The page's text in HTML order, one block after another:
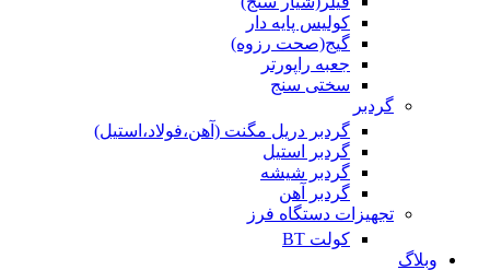
کولیس پایه دار
گیج(صحت رزوه)
جعبه راپورتر
سختی سنج
گردبر
گردبر دریل مگنت (آهن،فولاد،استیل)
گردبر استیل
گردبر شیشه
گردبر آهن
تجهیزات دستگاه فرز
کولت BT
وبلاگ